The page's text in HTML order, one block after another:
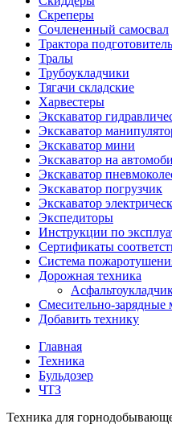
Скреперы
Сочлененный самосвал
Трактора
Тралы
Трубоукладчики
Тягачи складские
Харвестеры
Экскаватор
Экскаватор
Экскаватор мини
Экскаватор на
Экскаватор
Экскаватор погрузчик
Экскаватор
Экспедиторы
Инструкции по
Сертификаты
Система
Дорожная техника
Смесительно-
Добавить технику
Главная
Техника
Бульдозер
ЧТЗ
Техника для